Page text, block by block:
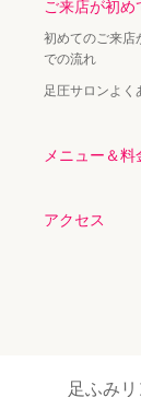
ご来店が初め
初めてのご来店
での流れ
足圧サロンよく
メニュー＆料
アクセス
足ふみ